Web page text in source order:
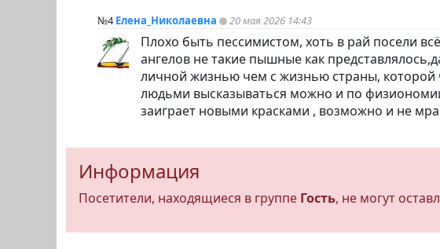
№4Елена_Николаевна 20 мая 2026 14:43
Плохо быть пессимистом, хоть в рай посели
ангелов не такие пышные как
личной жизнью чем с жизнью страны, которой
людьми высказываться можно и по
заиграет новыми красками , возможно и не
Информация
Посетители, находящиеся в группе Гость, не могут